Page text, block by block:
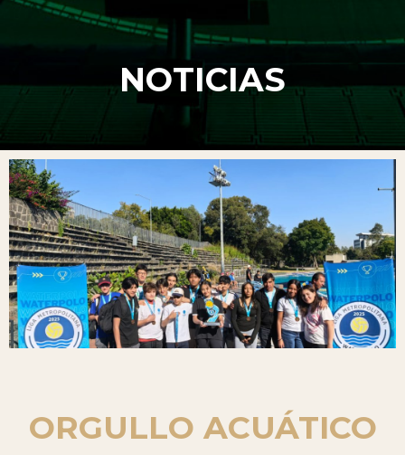
NOTICIAS
ORGULLO ACUÁTICO